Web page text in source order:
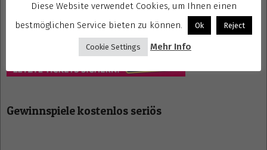
Gewinnspiele kostenlos seriös
Diese Website verwendet Cookies, um Ihnen einen
bestmöglichen Service bieten zu können.
Ok Reject
Cookie Settings Mehr Info